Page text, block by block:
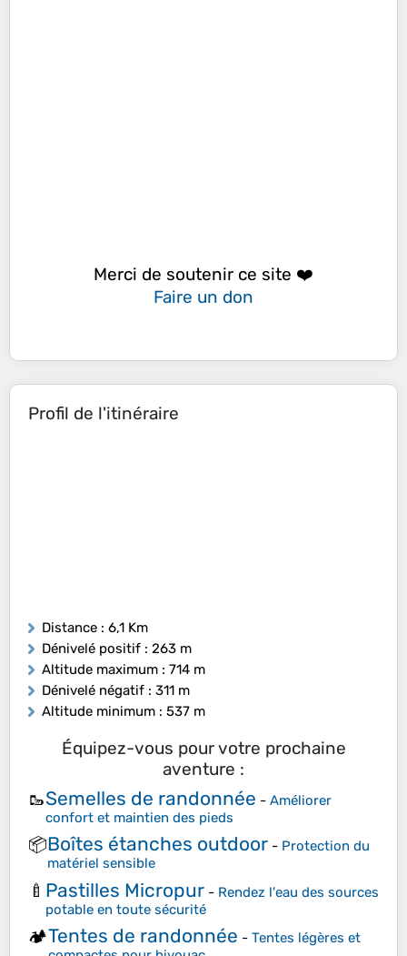
Merci de soutenir ce site ❤️
Faire un don
Profil de l'itinéraire
Distance : 6,1 Km
Dénivelé positif : 263 m
Altitude maximum : 714 m
Dénivelé négatif : 311 m
Altitude minimum : 537 m
Équipez-vous pour votre prochaine
aventure :
🥾Semelles de randonnée - Améliorer
confort et maintien des pieds
📦Boîtes étanches outdoor - Protection du
matériel sensible
🍼 Pastilles Micropur - Rendez l'eau des sources
potable en toute sécurité
🏕️Tentes de randonnée - Tentes légères et